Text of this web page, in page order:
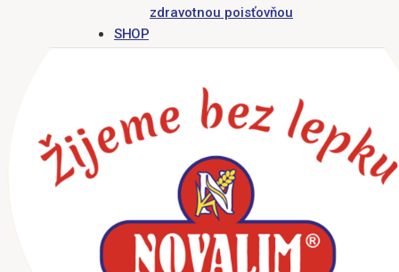
zdravotnou poisťovňou
SHOP